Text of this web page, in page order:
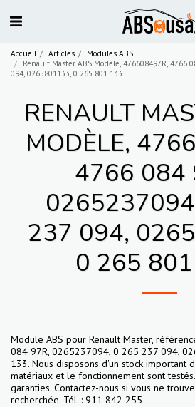
Accueil Articles
Modules ABS
Renault Master ABS Modèle, 476608497R, 4766
094, 0265801133, 0 265 801 133
RENAULT
MODÈLE,
4766 084
237 094,
0 265
Module ABS pour Renault Master,
084 97R, 0265237094, 0 265 237 094,
133. Nous disposons d'un stock important
matériaux et le fonctionnement sont
garanties. Contactez-nous si vous ne
recherchée. Tél. : 911 842 255